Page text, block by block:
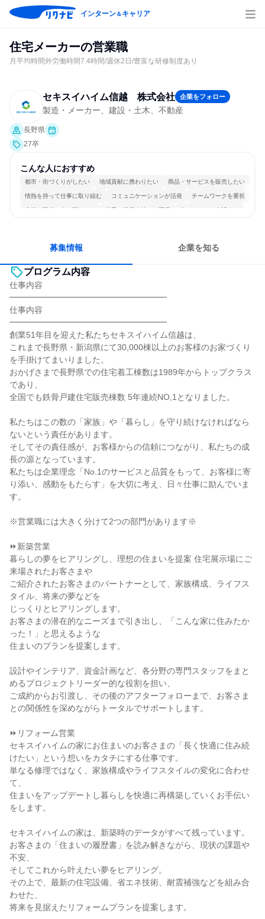
インターン＆キャリア
住宅メーカーの営業職
月平均時間外労働時間7.4時間/週休2日/豊富な研修制度あり
セキスイハイム信越 株式会社 企業をフォロー
製造・メーカー、建設・土木、不動産
長野県
27卒
こんな人におすすめ
都市・街づくりがしたい 地域貢献に携わりたい 商品・サービスを販売したい
情熱を持って仕事に取り組む コミュニケーションが活発 チームワークを重視
多様な職種の人と関われる 若手が裁量を持てる環境 人とたくさん会話する
募集情報 企業を知る
プログラム内容
仕事内容
━━━━━━━━━━━━━━━━━━━
仕事内容
━━━━━━━━━━━━━━━━━━━
創業51年目を迎えた私たちセキスイハイム信越は、
これまで長野県・新潟県にて30,000棟以上のお客様のお家づくり
を手掛けてまいりました。
おかげさまで長野県での住宅着工棟数は1989年からトップクラス
であり、
全国でも鉄骨戸建住宅販売棟数 5年連続NO,1となりました。
私たちはこの数の「家族」や「暮らし」を守り続けなければなら
ないという責任があります。
そしてその責任感が、お客様からの信頼につながり、私たちの成
長の源となっています。
私たちは企業理念「No.1のサービスと品質をもって、お客様に寄
り添い、感動をもたらす」を大切に考え、日々仕事に励んでいま
す。
※営業職には大きく分けて2つの部門があります※
⏩新築営業
暮らしの夢をヒアリングし、理想の住まいを提案 住宅展示場にご
来場されたお客さまや
ご紹介されたお客さまのパートナーとして、家族構成、ライフス
タイル、将来の夢などを
じっくりとヒアリングします。
お客さまの潜在的なニーズまで引き出し、「こんな家に住みたか
った！」と思えるような
住まいのプランを提案します。
設計やインテリア、資金計画など、各分野の専門スタッフをまと
めるプロジェクトリーダー的な役割を担い、
ご成約からお引渡し、その後のアフターフォローまで、お客さま
との関係性を深めながらトータルでサポートします。
⏩リフォーム営業
セキスイハイムの家にお住まいのお客さまの「長く快適に住み続
けたい」という想いをカタチにする仕事です。
単なる修理ではなく、家族構成やライフスタイルの変化に合わせ
て、
住まいをアップデートし暮らしを快適に再構築していくお手伝い
をします。
セキスイハイムの家は、新築時のデータがすべて残っています。
お客さまの「住まいの履歴書」を読み解きながら、現状の課題や
不安、
そしてこれから叶えたい夢をヒアリング。
その上で、最新の住宅設備、省エネ技術、耐震補強などを組み合
わせた、
将来を見据えたリフォームプランを提案します。